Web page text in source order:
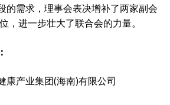
的需求，理事会表决增补了两家副会
，进一步壮大了联合会的力量。
康产业集团(海南)有限公司